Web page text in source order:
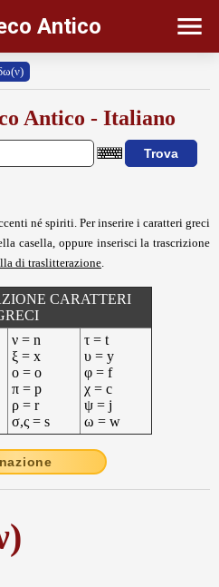
Antico
Antico - Italiano
né spiriti. Per inserire i caratteri greci
casella, oppure inserisci la trascrizione
di traslitterazione
CARATTERI
ν = n
ξ = x
ο = o
π = p
ρ = r
σ,ς = s
τ = t
υ = y
φ = f
χ = c
ψ = j
ω = w